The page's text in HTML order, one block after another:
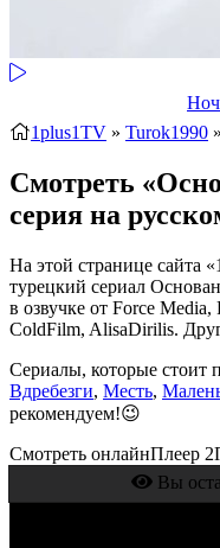
1plus1TV » Turok1990
Смотреть
серия на
На этой странице сайта
турецкий сериал
в озвучке от Force
ColdFilm, AlisaDirilis.
Сериалы, которые стоит
Вдребезги, Месть,
рекомендуем!😉
Смотреть онлайнПлеер 2
Вы